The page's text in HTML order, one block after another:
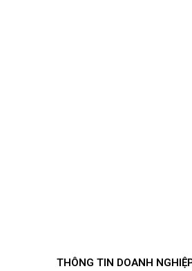
THÔNG TIN DOANH